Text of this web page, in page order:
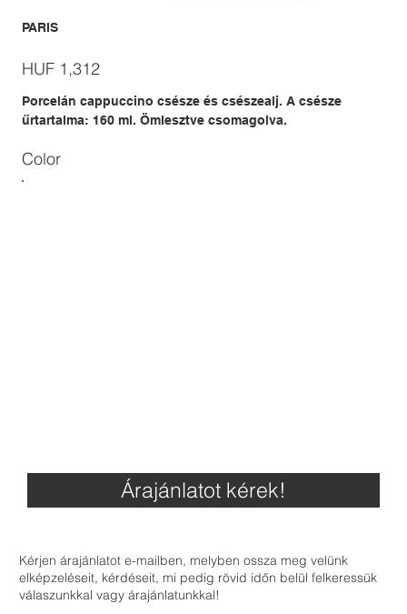
PARIS
Price
HUF 1,312
Porcelán cappuccino csésze és csészealj. A csésze
űrtartalma: 160 ml. Ömlesztve csomagolva.
Color
Árajánlatot kérek!
Kérjen árajánlatot e-mailben, melyben ossza meg velünk
elképzeléseit, kérdéseit, mi pedig rövid időn belül felkeressük
válaszunkkal vagy árajánlatunkkal!